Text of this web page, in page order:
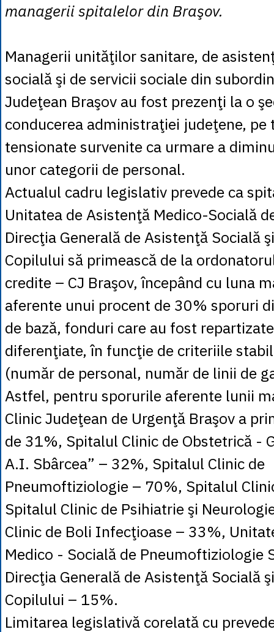
managerii spitalelor din Braşov.
Managerii unităţilor sanitare, de
socială şi de servicii sociale din
Judeţean Braşov au fost prezenţi la o
conducerea administraţiei judeţene,
tensionate survenite ca urmare a
unor categorii de personal.
Actualul cadru legislativ prevede ca
Unitatea de Asistenţă Medico-Socială
Direcţia Generală de Asistenţă Socială
Copilului să primească de la
credite – CJ Braşov, începând cu luna
aferente unui procent de 30% sporuri
de bază, fonduri care au fost
diferenţiate, în funcţie de criteriile
(număr de personal, număr de linii de
Astfel, pentru sporurile aferente lunii
Clinic Judeţean de Urgenţă Braşov a
de 31%, Spitalul Clinic de Obstetrică -
A.I. Sbârcea” – 32%, Spitalul Clinic de
Pneumoftiziologie – 70%, Spitalul
Spitalul Clinic de Psihiatrie şi
Clinic de Boli Infecţioase – 33%,
Medico - Socială de Pneumoftiziologie
Direcţia Generală de Asistenţă Socială
Copilului – 15%.
Limitarea legislativă corelată cu